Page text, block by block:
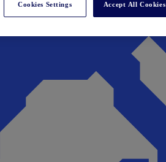
Cookies Settings Accept All Cookies